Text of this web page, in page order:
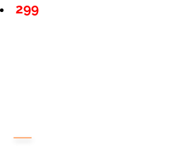
299